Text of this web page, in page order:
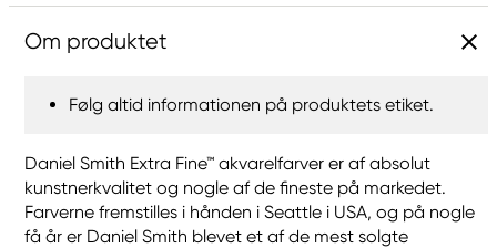
Om produktet
Følg altid informationen på produktets etiket.
Daniel Smith Extra Fine™ akvarelfarver er af absolut
kunstnerkvalitet og nogle af de fineste på markedet.
Farverne fremstilles i hånden i Seattle i USA, og på nogle
få år er Daniel Smith blevet et af de mest solgte